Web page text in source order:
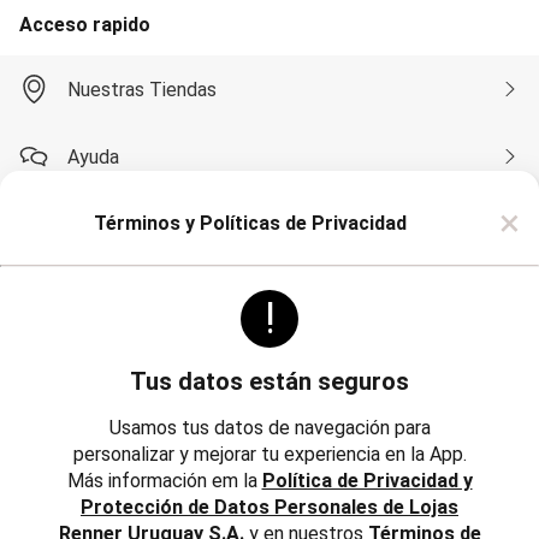
Moda Playa
Bikini Top
Cartera y Mochilas
Esteras
Flotadores
Monte su Bikini
Salidas de Playa
Corta y Media
Jean y Sarga
Acceso rapido
Nuestras Tiendas
Ayuda
Compra por WhatsApp
Trabaja con Nosotros
Inversores
Reglamentos, Política de Cambios y Devoluciones
Términos y Políticas de Privacidad ×
!
Tus datos están seguros
Usamos tus datos de navegación para
personalizar y mejorar tu experiencia en la App.
Más información em la Política de Privacidad y
Protección de Datos Personales de Lojas
Renner Uruguay S.A.y en nuestros Términos de